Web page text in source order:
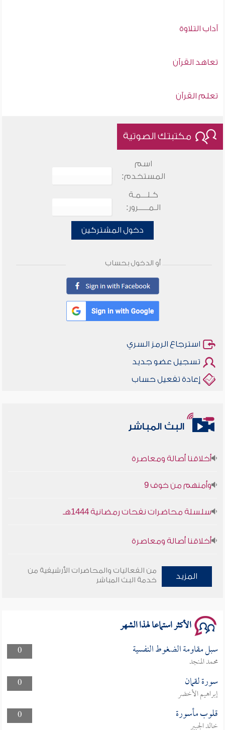
آداب التلاوة
تعاهد القرآن
تعلم القرآن
مكتبتك الصوتية
اسم
المستخدم:
كـلـــمـة
الـمـــــرور:
دخول المشتركين
أو الدخول بحساب
استرجاع الرمز السري
تسجيل عضو جديد
إعادة تفعيل حساب
البث المباشر
سلسلة محاضرات نفحات رمضانية 1444هـ
المزيد
من الفعاليات والمحاضرات الأرشيفية من
خدمة البث المباشر
الأكثر استماعا لهذا الشهر
0 سبل مقاومة الضغوط النفسية
محمد المنجد
0
سورة لقمان
إبراهيم الأخضر
0
قلوب مأسورة
خالد الجبير